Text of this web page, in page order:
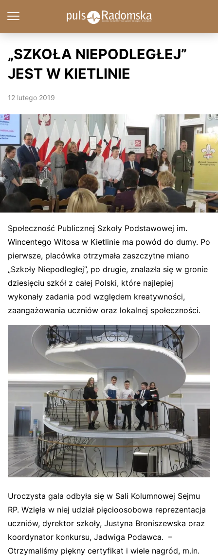
„SZKOŁA NIEPODLEGŁEJ”
JEST W KIETLINIE
12 lutego 2019
Społeczność Publicznej Szkoły Podstawowej im.
Wincentego Witosa w Kietlinie ma powód do dumy. Po
pierwsze, placówka otrzymała zaszczytne miano
„Szkoły Niepodległej”, po drugie, znalazła się w gronie
dziesięciu szkół z całej Polski, które najlepiej
wykonały zadania pod względem kreatywności,
zaangażowania uczniów oraz lokalnej społeczności.
Uroczysta gala odbyła się w Sali Kolumnowej Sejmu
RP. Wzięła w niej udział pięcioosobowa reprezentacja
uczniów, dyrektor szkoły, Justyna Broniszewska oraz
koordynator konkursu, Jadwiga Podawca. –
Otrzymaliśmy piękny certyfikat i wiele nagród, m.in.